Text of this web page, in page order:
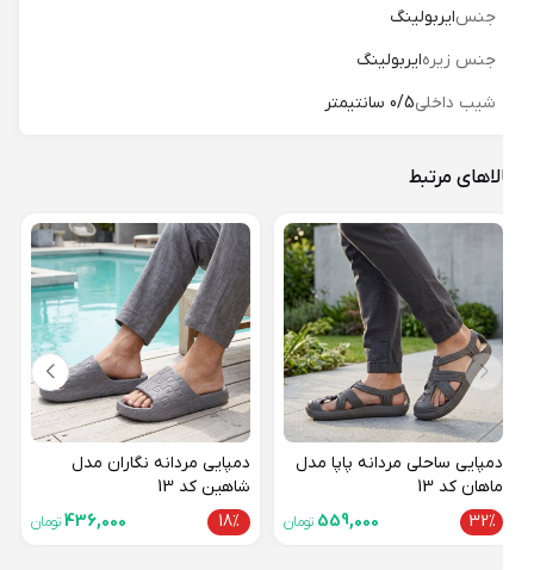
جنسایربولینگ
جنس زیره ایربولینگ
شیب داخلی0/5 سانتیمتر
مرتبط
دمپایی ساحلی مردانه پاپا مدل
ماهان کد 13
32%
559,000تومان
دمپایی مردانه نگاران مدل
شاهین کد 13
18%
436,000تومان